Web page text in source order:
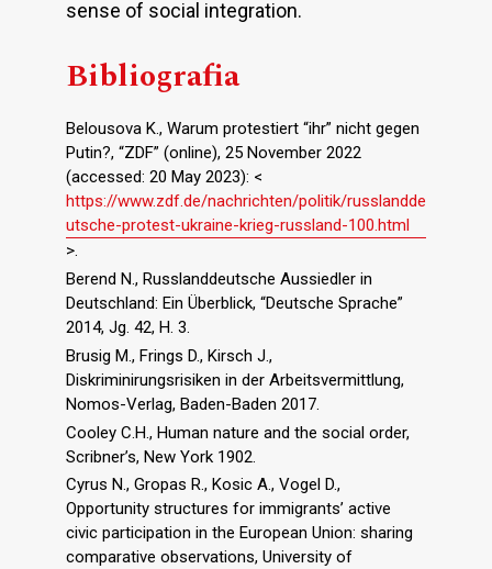
sense of social integration.
Bibliografia
Belousova K., Warum protestiert “ihr” nicht gegen
Putin?, “ZDF” (online), 25 November 2022
(accessed: 20 May 2023): <
https://www.zdf.de/nachrichten/politik/russlandde
utsche-protest-ukraine-krieg-russland-100.html
>.
Berend N., Russlanddeutsche Aussiedler in
Deutschland: Ein Überblick, “Deutsche Sprache”
2014, Jg. 42, H. 3.
Brusig M., Frings D., Kirsch J.,
Diskriminirungsrisiken in der Arbeitsvermittlung,
Nomos-Verlag, Baden-Baden 2017.
Cooley C.H., Human nature and the social order,
Scribner’s, New York 1902.
Cyrus N., Gropas R., Kosic A., Vogel D.,
Opportunity structures for immigrants’ active
civic participation in the European Union: sharing
comparative observations, University of